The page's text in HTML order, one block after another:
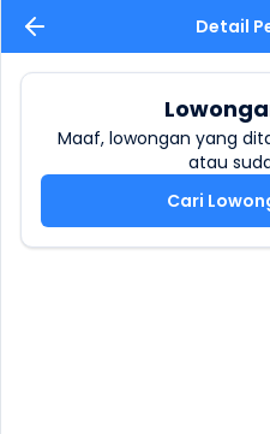
Detail
Maaf, lowongan yang
atau
Cari